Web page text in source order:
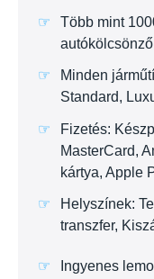
Több mint
Minden
Standard,
Fizetés:
MasterCard,
kártya, Apple
Helyszínek:
transzfer,
Ingyenes